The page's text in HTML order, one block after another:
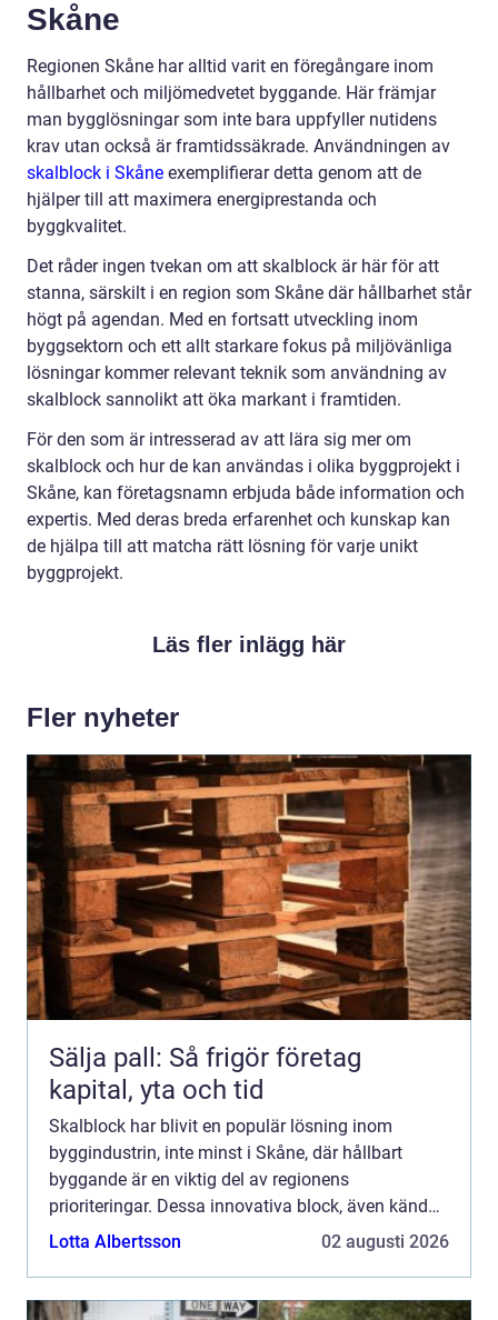
Skåne
Regionen Skåne har alltid varit en föregångare inom
hållbarhet och miljömedvetet byggande. Här främjar
man bygglösningar som inte bara uppfyller nutidens
krav utan också är framtidssäkrade. Användningen av
skalblock i Skåne exemplifierar detta genom att de
hjälper till att maximera energiprestanda och
byggkvalitet.
Det råder ingen tvekan om att skalblock är här för att
stanna, särskilt i en region som Skåne där hållbarhet står
högt på agendan. Med en fortsatt utveckling inom
byggsektorn och ett allt starkare fokus på miljövänliga
lösningar kommer relevant teknik som användning av
skalblock sannolikt att öka markant i framtiden.
För den som är intresserad av att lära sig mer om
skalblock och hur de kan användas i olika byggprojekt i
Skåne, kan företagsnamn erbjuda både information och
expertis. Med deras breda erfarenhet och kunskap kan
de hjälpa till att matcha rätt lösning för varje unikt
byggprojekt.
Läs fler inlägg här
Fler nyheter
Sälja pall: Så frigör företag
kapital, yta och tid
Skalblock har blivit en populär lösning inom
byggindustrin, inte minst i Skåne, där hållbart
byggande är en viktig del av regionens
prioriteringar. Dessa innovativa block, även kända
som formblock, erbjuder e...
Lotta Albertsson 02 augusti 2026